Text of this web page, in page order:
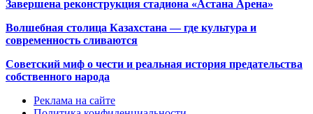
Завершена реконструкция стадиона «Астана Арена»
Волшебная столица Казахстана — где культура и
современность сливаются
Советский миф о чести и реальная история предательства
собственного народа
Реклама на сайте